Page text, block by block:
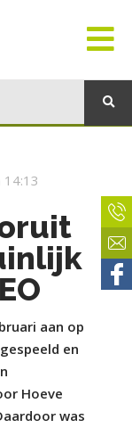
aan op
en
Hoeve
was